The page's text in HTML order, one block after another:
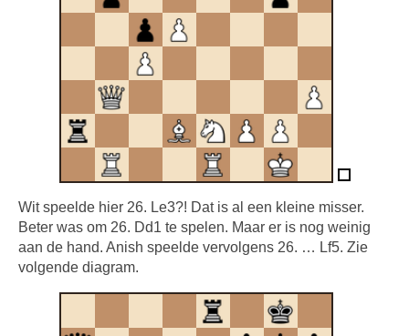
Wit speelde hier 26. Le3?! Dat is al een kleine misser.
Beter was om 26. Dd1 te spelen. Maar er is nog weinig
aan de hand. Anish speelde vervolgens 26. … Lf5. Zie
volgende diagram.